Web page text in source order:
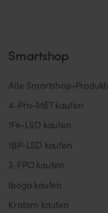
Smartshop
Alle Smartshop-
4-Pro-MET kaufen
1Fe-LSD kaufen
1BP-LSD kaufen
3-FPO kaufen
Iboga kaufen
Kratom kaufen